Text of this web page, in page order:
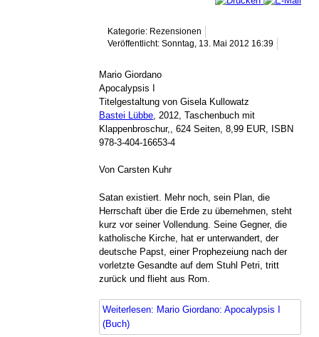
Kategorie: Rezensionen
Veröffentlicht: Sonntag, 13. Mai 2012 16:39
Mario Giordano
Apocalypsis I
Titelgestaltung von Gisela Kullowatz
Bastei Lübbe, 2012, Taschenbuch mit
Klappenbroschur,, 624 Seiten, 8,99 EUR, ISBN
978-3-404-16653-4
Von Carsten Kuhr
Satan existiert. Mehr noch, sein Plan, die
Herrschaft über die Erde zu übernehmen, steht
kurz vor seiner Vollendung. Seine Gegner, die
katholische Kirche, hat er unterwandert, der
deutsche Papst, einer Prophezeiung nach der
vorletzte Gesandte auf dem Stuhl Petri, tritt
zurück und flieht aus Rom.
Weiterlesen: Mario Giordano: Apocalypsis I
(Buch)